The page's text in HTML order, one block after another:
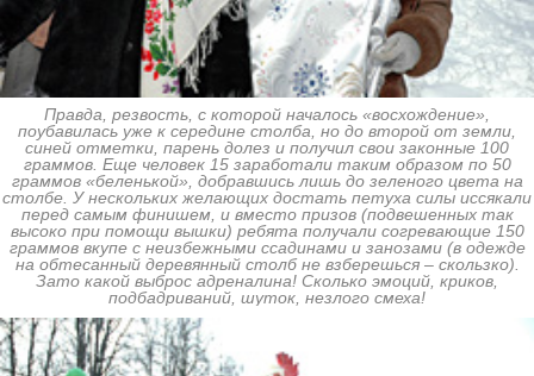
Правда, резвость, с которой началось «восхождение»,
поубавилась уже к середине столба, но до второй от земли,
синей отметки, парень долез и получил свои законные 100
граммов. Еще человек 15 заработали таким образом по 50
граммов «беленькой», добравшись лишь до зеленого цвета на
столбе. У нескольких желающих достать петуха силы иссякали
перед самым финишем, и вместо призов (подвешенных так
высоко при помощи вышки) ребята получали согревающие 150
граммов вкупе с неизбежными ссадинами и занозами (в одежде
на обтесанный деревянный столб не взберешься – скользко).
Зато какой выброс адреналина! Сколько эмоций, криков,
подбадриваний, шуток, незлого смеха!